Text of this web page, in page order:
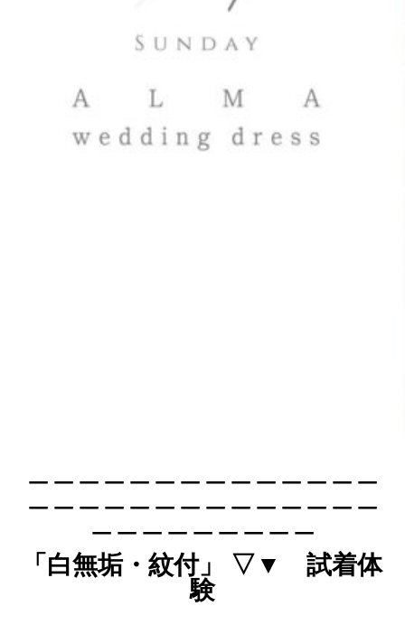
「白無垢・紋付」 ▽▼試着体
験